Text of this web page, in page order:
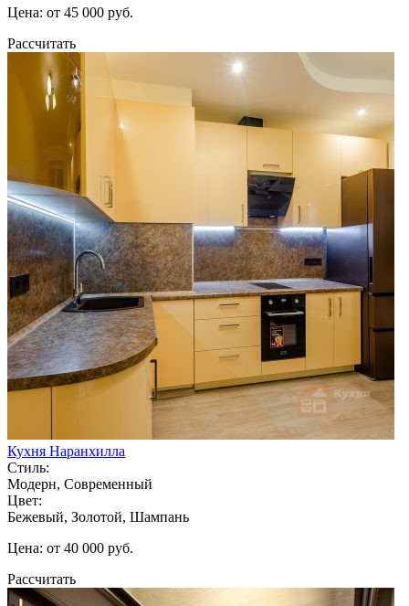
Цена: от 45 000 руб.
Рассчитать
Кухня Наранхилла
Стиль:
Модерн, Современный
Цвет:
Бежевый, Золотой, Шампань
Цена: от 40 000 руб.
Рассчитать